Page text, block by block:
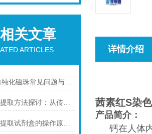
相关文章
ARTICLES
His-Tag蛋白纯化磁珠常见问题与解决方案
微藻线粒体提取方法探讨：从传统技术到试剂盒方案
微藻线粒体提取试剂盒的操作原理与实验优化指南
详情介绍
茜素红S染
产品简介：
钙在人体